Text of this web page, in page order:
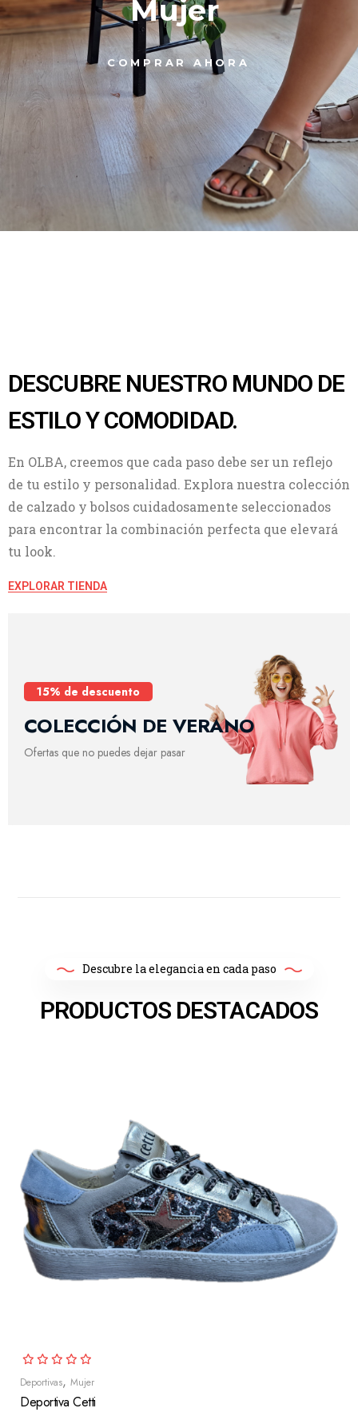
Mujer
COMPRAR AHORA
DESCUBRE NUESTRO MUNDO DE
ESTILO Y COMODIDAD.
En OLBA, creemos que cada paso debe ser un reflejo
de tu estilo y personalidad. Explora nuestra colección
de calzado y bolsos cuidadosamente seleccionados
para encontrar la combinación perfecta que elevará
tu look.
EXPLORAR TIENDA
15% de descuento
COLECCIÓN DE VERANO
Ofertas que no puedes dejar pasar
Descubre la elegancia en cada paso
PRODUCTOS DESTACADOS
Deportivas, Mujer
Deportiva Cetti